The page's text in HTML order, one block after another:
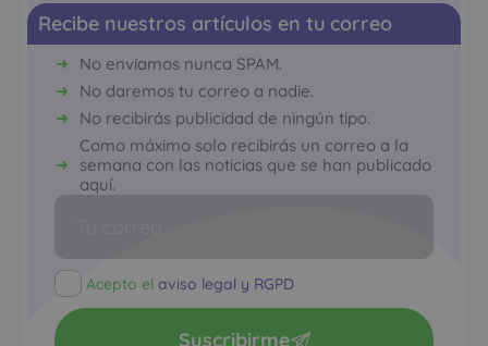
Recibe nuestros artículos en tu correo
No enviamos nunca SPAM.
No daremos tu correo a nadie.
No recibirás publicidad de ningún tipo.
Como máximo solo recibirás un correo a la
semana con las noticias que se han publicado
aquí.
Acepto elaviso legal y RGPD
Suscribirme